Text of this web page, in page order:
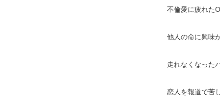
不倫愛に疲れた
他人の命に興味
走れなくなった
恋人を報道で苦